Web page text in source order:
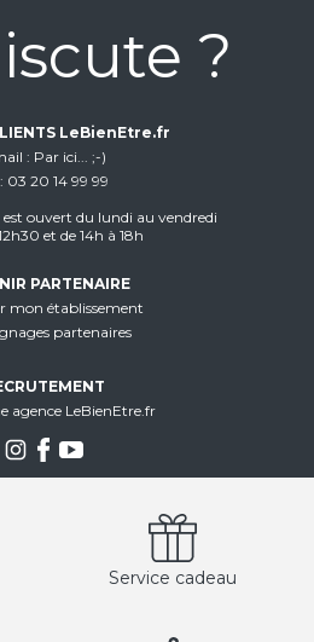
?
LeBienEtre.fr
Par ici... ;-)
03 20 14 99 99
est ouvert du lundi au vendredi
et de 14h à 18h
PARTENAIRE
mon établissement
partenaires
agence LeBienEtre.fr
Service cadeau